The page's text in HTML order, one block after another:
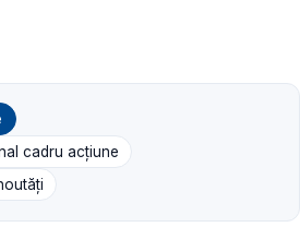
cadru acțiune